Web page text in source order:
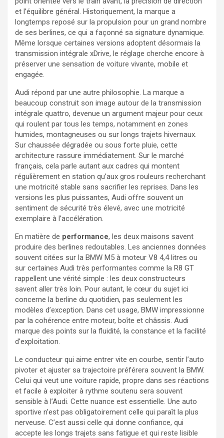
et l’équilibre général. Historiquement, la marque a
longtemps reposé sur la propulsion pour un grand nombre
de ses berlines, ce qui a façonné sa signature dynamique.
Même lorsque certaines versions adoptent désormais la
transmission intégrale xDrive, le réglage cherche encore à
préserver une sensation de voiture vivante, mobile et
engagée.
Audi répond par une autre philosophie. La marque a
beaucoup construit son image autour de la transmission
intégrale quattro, devenue un argument majeur pour ceux
qui roulent par tous les temps, notamment en zones
humides, montagneuses ou sur longs trajets hivernaux.
Sur chaussée dégradée ou sous forte pluie, cette
architecture rassure immédiatement. Sur le marché
français, cela parle autant aux cadres qui montent
régulièrement en station qu’aux gros rouleurs recherchant
une motricité stable sans sacrifier les reprises. Dans les
versions les plus puissantes, Audi offre souvent un
sentiment de sécurité très élevé, avec une motricité
exemplaire à l’accélération.
En matière de performance, les deux maisons savent
produire des berlines redoutables. Les anciennes données
souvent citées sur la BMW M5 à moteur V8 4,4 litres ou
sur certaines Audi très performantes comme la R8 GT
rappellent une vérité simple : les deux constructeurs
savent aller très loin. Pour autant, le cœur du sujet ici
concerne la berline du quotidien, pas seulement les
modèles d’exception. Dans cet usage, BMW impressionne
par la cohérence entre moteur, boîte et châssis. Audi
marque des points sur la fluidité, la constance et la facilité
d’exploitation.
Le conducteur qui aime entrer vite en courbe, sentir l’auto
pivoter et ajuster sa trajectoire préférera souvent la BMW.
Celui qui veut une voiture rapide, propre dans ses réactions
et facile à exploiter à rythme soutenu sera souvent
sensible à l’Audi. Cette nuance est essentielle. Une auto
sportive n’est pas obligatoirement celle qui paraît la plus
nerveuse. C’est aussi celle qui donne confiance, qui
accepte les longs trajets sans fatigue et qui reste lisible